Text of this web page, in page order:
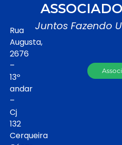
Rua
Augusta,
2676
–
13º
andar
–
Cj
132
Cerqueira
Juntos Fazendo